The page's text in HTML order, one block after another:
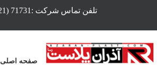
تلفن تماس شرکت :71731 (021)
صفحه اصلی